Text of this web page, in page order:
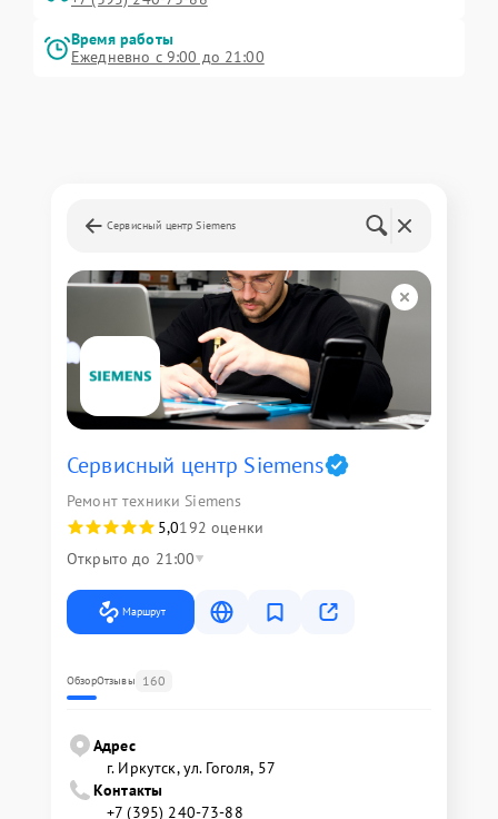
Время работы
Ежедневно с 9:00 до 21:00
Сервисный центр Siemens
Сервисный центр Siemens
Ремонт техники Siemens
5,0192 оценки
Открыто до 21:00
Маршрут
ОбзорОтзывы 160
Адрес
г. Иркутск, ул. ​Гоголя, 57
Контакты
+7 (395) 240-73-88